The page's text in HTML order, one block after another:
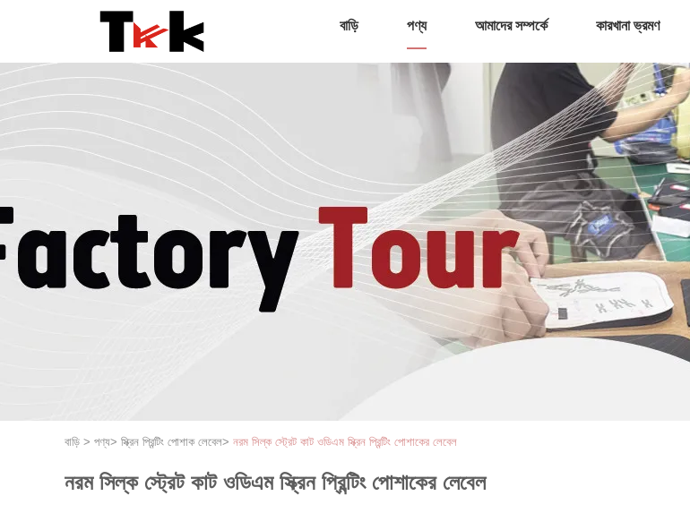
বাড়ি পণ্য আমাদের সম্পর্কে কারখানা ভ্রমণ
বাড়ি > পণ্য> স্ক্রিন প্রিন্টিং পোশাক লেবেল> নরম সিল্ক স্ট্রেট কাট ওডিএম স্ক্রিন প্রিন্টিং পোশাকের লেবেল
নরম সিল্ক স্ট্রেট কাট ওডিএম স্ক্রিন প্রিন্টিং পোশাকের লেবেল